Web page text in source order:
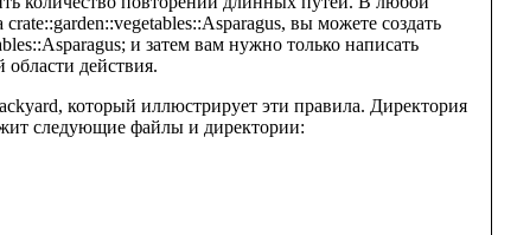
вы можете создать
и затем вам нужно только написать
области действия.
который иллюстрирует эти правила. Директория
следующие файлы и директории: